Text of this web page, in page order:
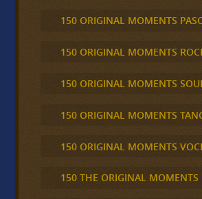
150 ORIGINAL MOMENTS
150 ORIGINAL MOMENTS
150 ORIGINAL MOMENTS
150 ORIGINAL MOMENTS
150 ORIGINAL MOMENTS
150 THE ORIGINAL MOMENTS